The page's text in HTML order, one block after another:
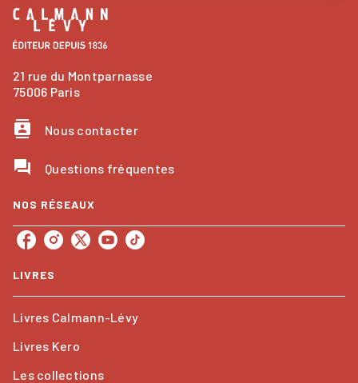
21 rue du Montparnasse
75006 Paris
contacts Nous contacter
question_answer Questions fréquentes
NOS RÉSEAUX
LIVRES
Livres Calmann-Lévy
Livres Kero
Les collections